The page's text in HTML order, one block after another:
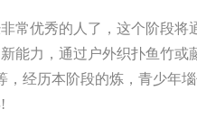
常优秀的人了，这个阶段将
能力，通过户外织扑鱼竹或
，经历本阶段的炼，青少年